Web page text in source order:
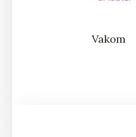
Vakom